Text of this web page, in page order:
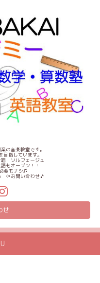
の音楽教室です。
目指しています。
・ソルフェージュ
もオープン！！
要もナシ♫
⇦お問い合わせ🎵
せ